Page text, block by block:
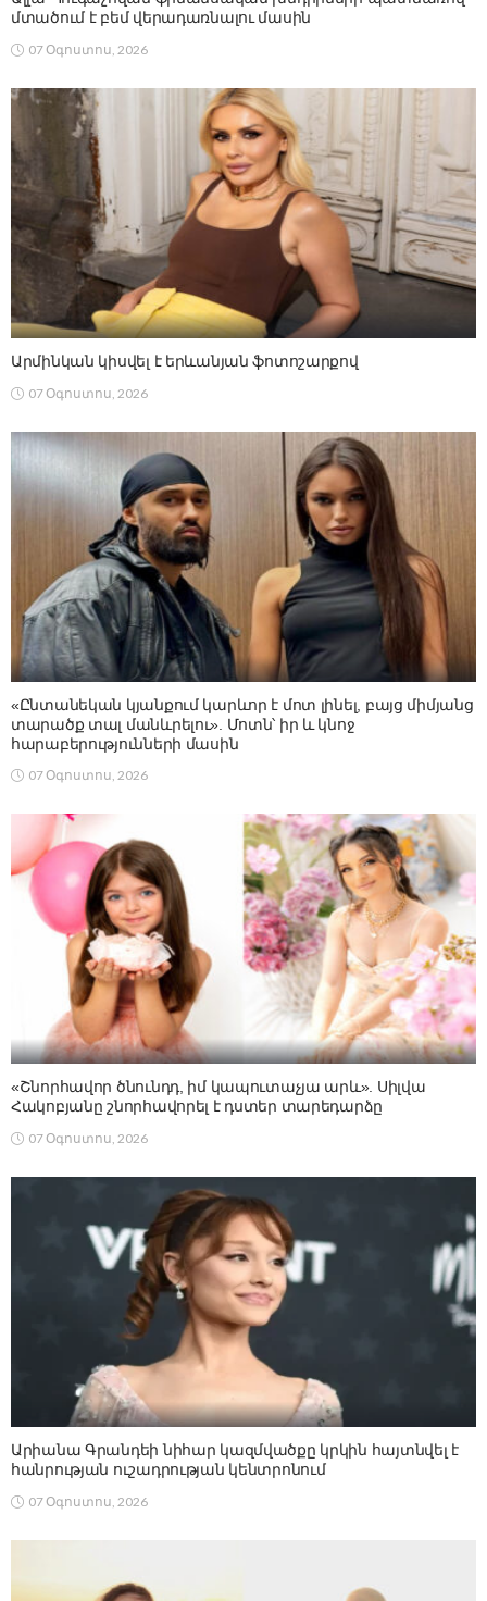
մտածում է բեմ վերադառնալու մասին
07 Օգոստոս, 2026
Արմինկան կիսվել է երևանյան ֆոտոշարքով
07 Օգոստոս, 2026
«Ընտանեկան կյանքում կարևոր է մոտ լինել, բայց միմյանց
տարածք տալ մանևրելու». Մոտն՝ իր և կնոջ
հարաբերությունների մասին
07 Օգոստոս, 2026
«Շնորհավոր ծնունդդ, իմ կապուտաչյա արև». Սիլվա
Հակոբյանը շնորհավորել է դստեր տարեդարձը
07 Օգոստոս, 2026
Արիանա Գրանդեի նիհար կազմվածքը կրկին հայտնվել է
հանրության ուշադրության կենտրոնում
07 Օգոստոս, 2026